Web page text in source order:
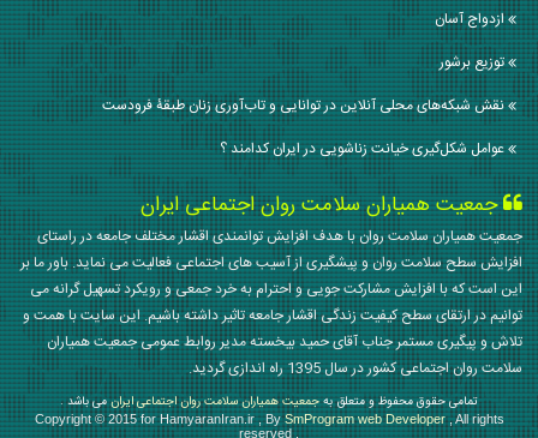
ازدواج آسان
توزیع برشور
نقش شبکه‌های محلی آنلاین در توانایی و تاب‌آوری زنان طبقۀ فرودست
عوامل شکل‌گیری خیانت زناشویی در ایران کدامند ؟
جمعیت همیاران سلامت روان اجتماعی ایران
جمعیت همیاران سلامت روان با هدف افزایش توانمندی اقشار مختلف جامعه در راستای
افزایش سطح سلامت روان و پیشگیری از آسیب های اجتماعی فعالیت می نماید. باور ما بر
این است که با افزایش مشارکت جویی و احترام به خرد جمعی و رویکرد تسهیل گرانه می
توانیم در ارتقای سطح کیفیت زندگی اقشار جامعه تاثیر داشته باشیم. این سایت با همت و
تلاش و پیگیری مستمر جناب آقای حمید بیخسته مدیر روابط عمومی جمعیت همیاران
سلامت روان اجتماعی کشور در سال 1395 راه اندازی گردید.
تمامی حقوق محفوظ و متعلق بهجمعیت همیاران سلامت روان اجتماعی ایرانمی باشد .
Copyright © 2015 for HamyaranIran.ir , BySmProgram web Developer, All rights
reserved .